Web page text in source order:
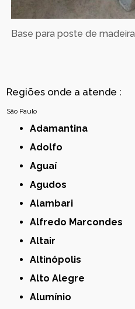
Base para poste de madeira
Regiões onde a atende :
São Paulo
Adamantina
Adolfo
Aguaí
Agudos
Alambari
Alfredo Marcondes
Altair
Altinópolis
Alto Alegre
Alumínio